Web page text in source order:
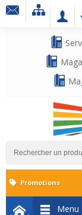
Menu
Promotions